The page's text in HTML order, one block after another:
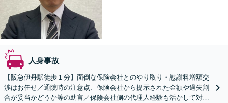
人身事故
【阪急伊丹駅徒歩１分】面倒な保険会社とのやり取り・慰謝料増額交
渉はお任せ／通院時の注意点、保険会社から提示された金額や過失割
合が妥当かどうか等の助言／保険会社側の代理人経験も活かして対応